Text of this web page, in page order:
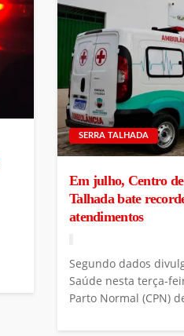
SERRA TALHADA
Em julho, Centro
Talhada bate
atendimentos
Segundo dados
Saúde nesta terça-
Parto Normal (CPN)